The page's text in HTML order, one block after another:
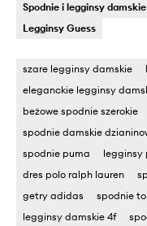
Spodnie i legginsy
Legginsy Guess
szare legginsy damskie
eleganckie legginsy
beżowe spodnie szerokie
spodnie damskie
spodnie puma
legginsy
dres polo ralph lauren
getry adidas
spodnie
legginsy damskie 4f